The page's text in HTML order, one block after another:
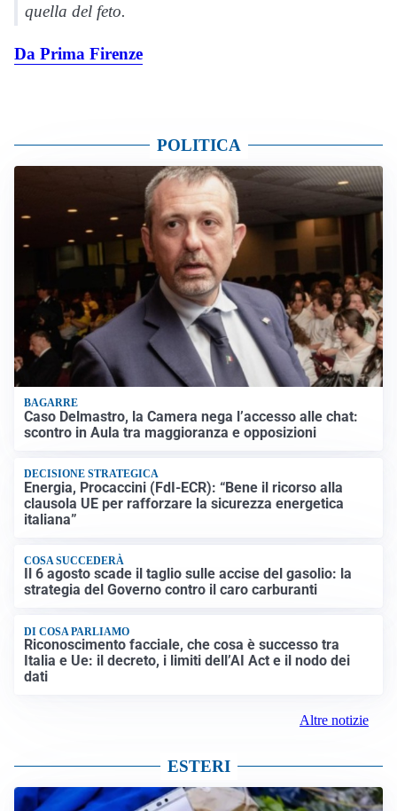
quella del feto.
Da Prima Firenze
POLITICA
BAGARRE
Caso Delmastro, la Camera nega l’accesso alle chat:
scontro in Aula tra maggioranza e opposizioni
DECISIONE STRATEGICA
Energia, Procaccini (FdI-ECR): “Bene il ricorso alla
clausola UE per rafforzare la sicurezza energetica
italiana”
COSA SUCCEDERÀ
Il 6 agosto scade il taglio sulle accise del gasolio: la
strategia del Governo contro il caro carburanti
DI COSA PARLIAMO
Riconoscimento facciale, che cosa è successo tra
Italia e Ue: il decreto, i limiti dell’AI Act e il nodo dei
dati
Altre notizie
ESTERI